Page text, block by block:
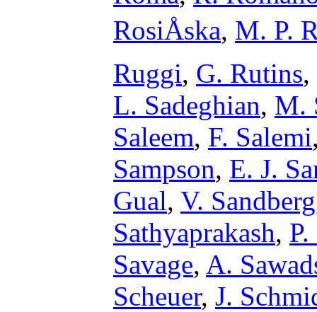
RosiÅska, M. P.
Ruggi, G. Rutins,
L. Sadeghian, M.
Saleem, F. Salemi
Sampson, E. J.
Gual, V. Sandberg
Sathyaprakash,
Savage, A.
Scheuer, J.